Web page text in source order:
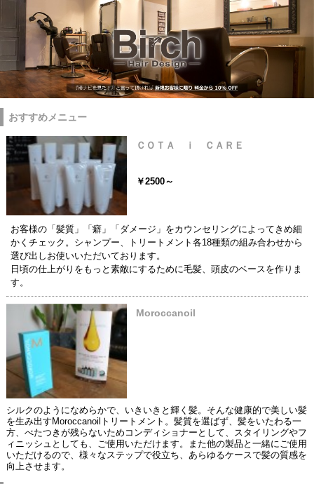
おすすめメニュー
ＣＯＴＡ ｉ ＣＡＲＥ
￥2500～
お客様の「髪質」「癖」「ダメージ」をカウンセリングによってきめ細
かくチェック。シャンプー、トリートメント各18種類の組み合わせから
選び出しお使いいただいております。
日頃の仕上がりをもっと素敵にするために毛髪、頭皮のベースを作りま
す。
Moroccanoil
シルクのようになめらかで、いきいきと輝く髪。そんな健康的で美しい髪
を生み出すMoroccanoilトリートメント。髪質を選ばず、髪をいたわる一
方、べたつきが残らないためコンディショナーとして、スタイリングやフ
ィニッシュとしても、ご使用いただけます。また他の製品と一緒にご使用
いただけるので、様々なステップで役立ち、あらゆるケースで髪の質感を
向上させます。